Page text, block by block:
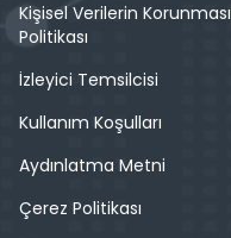
Kişisel Verilerin Korunması
Politikası
İzleyici Temsilcisi
Kullanım Koşulları
Aydınlatma Metni
Çerez Politikası